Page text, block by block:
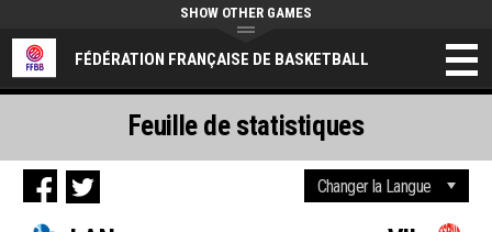
FÉDÉRATION FRANÇAISE DE BASKETBALL
SHOW OTHER GAMES
Feuille de statistiques